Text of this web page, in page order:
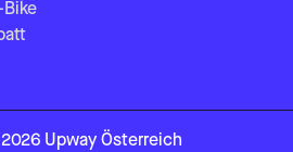
Bike
2026 Upway Österreich